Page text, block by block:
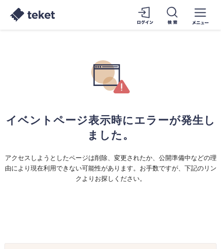
イベントページ表示時にエラーが発生し
ました。
アクセスしようとしたページは削除、変更されたか、公開準備中などの理
由により現在利用できない可能性があります。お手数ですが、下記のリン
クよりお探しください。